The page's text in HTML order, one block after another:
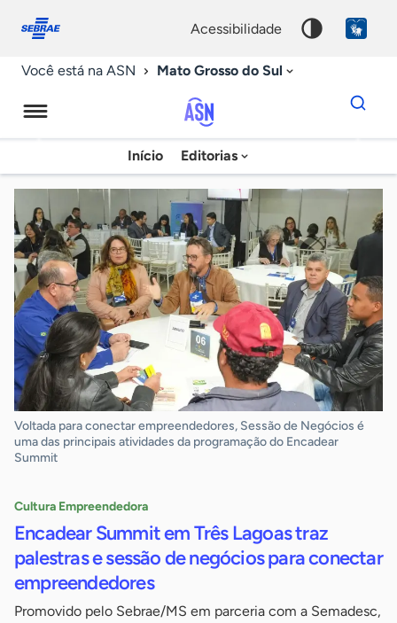
conosco
acessibilidade
Você está na ASN Mato Grosso do Sul
Agência
Sebrae
de
Notícias
Início Editorias
Dados
para
chave
Voltada para conectar empreendedores, Sessão de Negócios é
uma das principais atividades da programação do Encadear
Summit
Cultura Empreendedora
Encadear Summit em Três Lagoas traz
palestras e sessão de negócios para conectar
empreendedores
Promovido pelo Sebrae/MS em parceria com a Semadesc,